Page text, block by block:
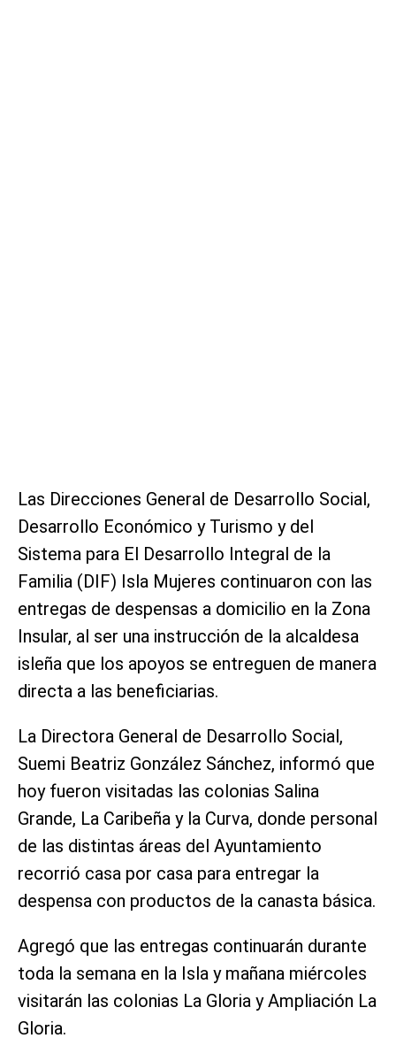
Las Direcciones General de Desarrollo Social,
Desarrollo Económico y Turismo y del
Sistema para El Desarrollo Integral de la
Familia (DIF) Isla Mujeres continuaron con las
entregas de despensas a domicilio en la Zona
Insular, al ser una instrucción de la alcaldesa
isleña que los apoyos se entreguen de manera
directa a las beneficiarias.
La Directora General de Desarrollo Social,
Suemi Beatriz González Sánchez, informó que
hoy fueron visitadas las colonias Salina
Grande, La Caribeña y la Curva, donde personal
de las distintas áreas del Ayuntamiento
recorrió casa por casa para entregar la
despensa con productos de la canasta básica.
Agregó que las entregas continuarán durante
toda la semana en la Isla y mañana miércoles
visitarán las colonias La Gloria y Ampliación La
Gloria.